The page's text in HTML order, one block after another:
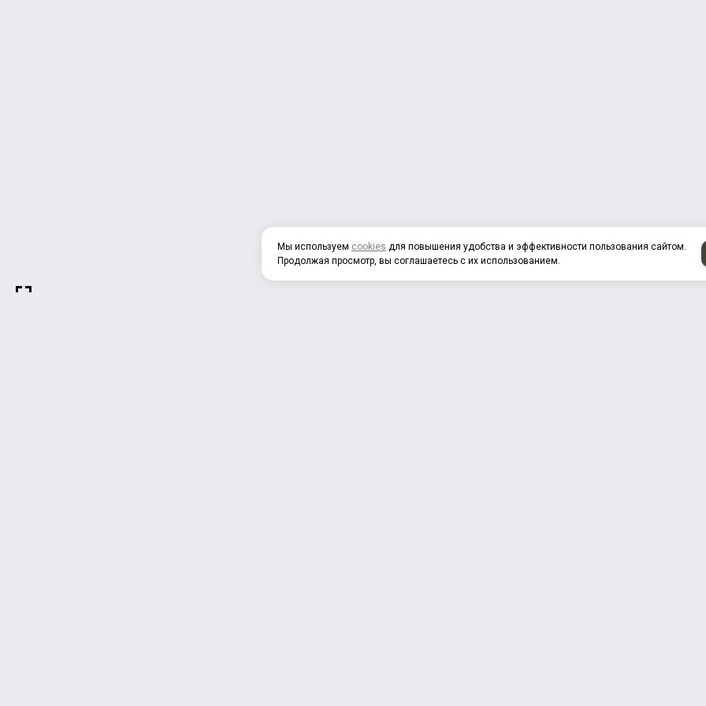
Мы используем cookies для повышения удобства и эффективности пользования сайтом.
Продолжая просмотр, вы соглашаетесь с их использованием.